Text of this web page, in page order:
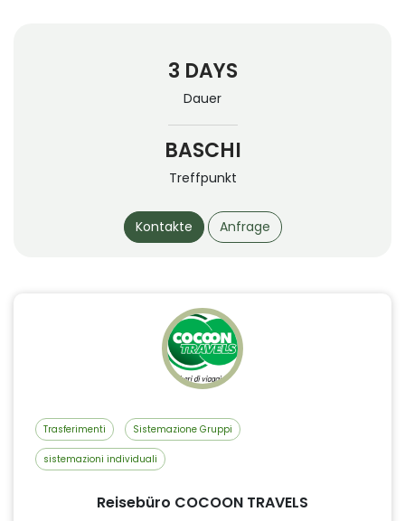
3 DAYS
Dauer
BASCHI
Treffpunkt
Kontakte Anfrage
Trasferimenti Sistemazione Gruppi
sistemazioni individuali
Reisebüro COCOON TRAVELS